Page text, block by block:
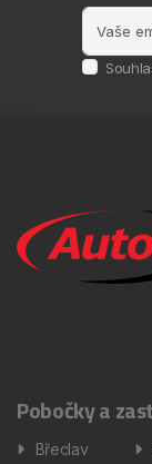
Pobočky a
Břeclav